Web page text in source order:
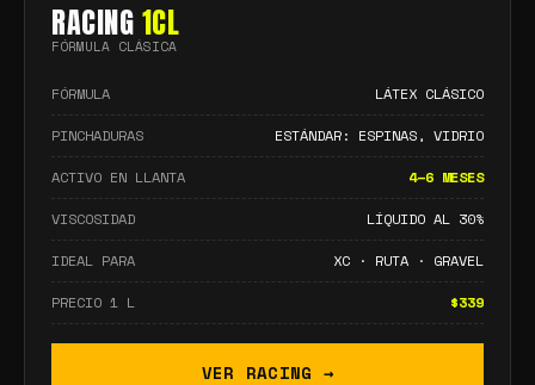
RACING1CL
FÓRMULA CLÁSICA
FÓRMULA LÁTEX CLÁSICO
PINCHADURAS ESTÁNDAR: ESPINAS, VIDRIO
ACTIVO EN LLANTA 4–6 MESES
VISCOSIDAD LÍQUIDO AL 30%
IDEAL PARA XC · RUTA · GRAVEL
PRECIO 1 L $339
VER RACING →